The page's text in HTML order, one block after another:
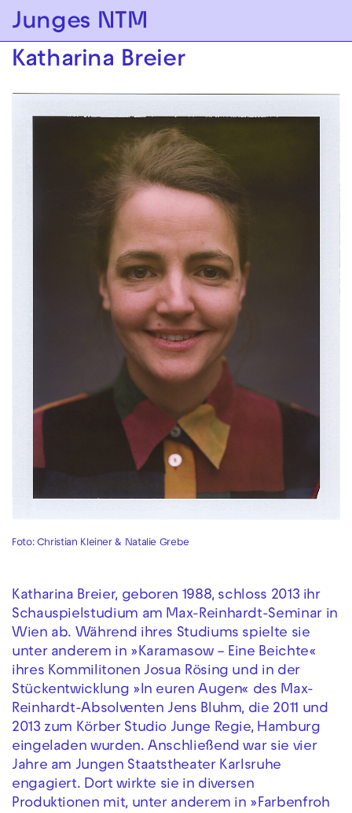
Zur Hauptnavigation springen
Zum Hauptinhalt springen
Junges NTM
Katharina Breier
Foto: Christian Kleiner & Natalie Grebe
Katharina Breier, geboren 1988, schloss 2013 ihr
Schauspielstudium am Max-Reinhardt-Seminar in
Wien ab. Während ihres Studiums spielte sie
unter anderem in »Karamasow – Eine Beichte«
ihres Kommilitonen Josua Rösing und in der
Stückentwicklung »In euren Augen« des Max-
Reinhardt-Absolventen Jens Bluhm, die 2011 und
2013 zum Körber Studio Junge Regie, Hamburg
eingeladen wurden. Anschließend war sie vier
Jahre am Jungen Staatstheater Karlsruhe
engagiert. Dort wirkte sie in diversen
Produktionen mit, unter anderem in »Farbenfroh